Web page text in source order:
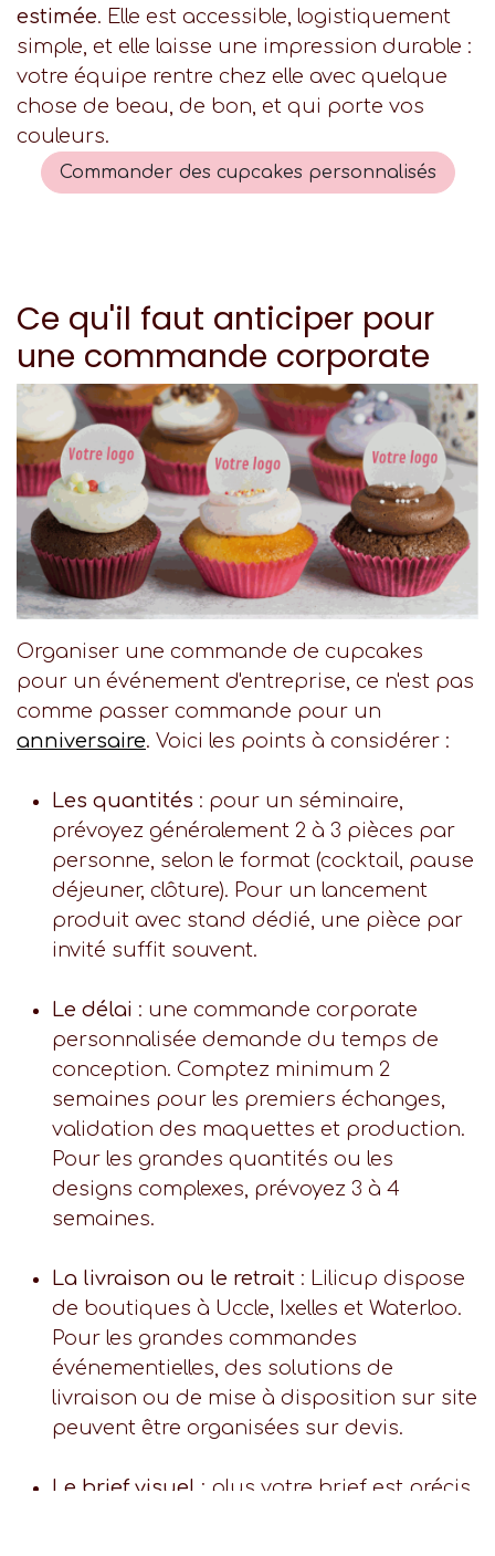
estimée. Elle est accessible, logistiquement
simple, et elle laisse une impression durable :
votre équipe rentre chez elle avec quelque
chose de beau, de bon, et qui porte vos
couleurs.
Commander des cupcakes personnalisés
Ce qu'il faut anticiper pour
une commande corporate
Organiser une commande de cupcakes
pour un événement d'entreprise, ce n'est pas
comme passer commande pour un
anniversaire. Voici les points à considérer :
Les quantités : pour un séminaire,
prévoyez généralement 2 à 3 pièces par
personne, selon le format (cocktail, pause
déjeuner, clôture). Pour un lancement
produit avec stand dédié, une pièce par
invité suffit souvent.
Le délai : une commande corporate
personnalisée demande du temps de
conception. Comptez minimum 2
semaines pour les premiers échanges,
validation des maquettes et production.
Pour les grandes quantités ou les
designs complexes, prévoyez 3 à 4
semaines.
La livraison ou le retrait : Lilicup dispose
de boutiques à Uccle, Ixelles et Waterloo.
Pour les grandes commandes
événementielles, des solutions de
livraison ou de mise à disposition sur site
peuvent être organisées sur devis.
Le brief visuel : plus votre brief est précis